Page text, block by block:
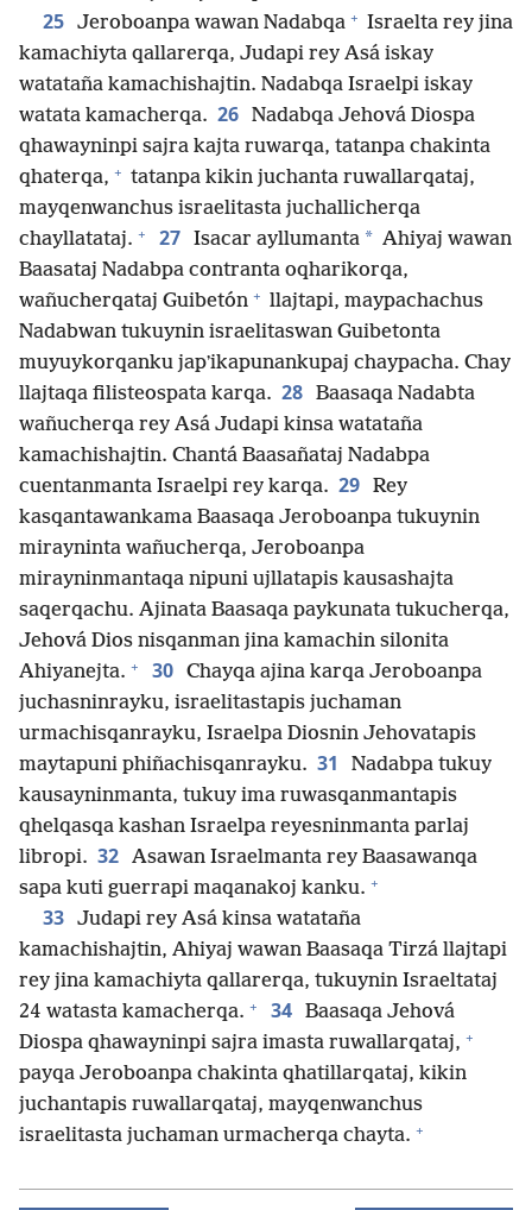
25 Jeroboanpa wawan Nadabqa + Israelta rey jina
kamachiyta qallarerqa, Judapi rey Asá iskay
watataña kamachishajtin. Nadabqa Israelpi iskay
watata kamacherqa. 26 Nadabqa Jehová Diospa
qhawayninpi sajra kajta ruwarqa, tatanpa chakinta
qhaterqa, + tatanpa kikin juchanta ruwallarqataj,
mayqenwanchus israelitasta juchallicherqa
chayllatataj. + 27 Isacar ayllumanta * Ahiyaj wawan
Baasataj Nadabpa contranta oqharikorqa,
wañucherqataj Guibetón + llajtapi, maypachachus
Nadabwan tukuynin israelitaswan Guibetonta
muyuykorqanku japʼikapunankupaj chaypacha. Chay
llajtaqa filisteospata karqa. 28 Baasaqa Nadabta
wañucherqa rey Asá Judapi kinsa watataña
kamachishajtin. Chantá Baasañataj Nadabpa
cuentanmanta Israelpi rey karqa. 29 Rey
kasqantawankama Baasaqa Jeroboanpa tukuynin
mirayninta wañucherqa, Jeroboanpa
mirayninmantaqa nipuni ujllatapis kausashajta
saqerqachu. Ajinata Baasaqa paykunata tukucherqa,
Jehová Dios nisqanman jina kamachin silonita
Ahiyanejta. + 30 Chayqa ajina karqa Jeroboanpa
juchasninrayku, israelitastapis juchaman
urmachisqanrayku, Israelpa Diosnin Jehovatapis
maytapuni phiñachisqanrayku. 31
Nadabpa tukuy
kausayninmanta, tukuy ima ruwasqanmantapis
qhelqasqa kashan Israelpa reyesninmanta parlaj
libropi. 32 Asawan Israelmanta rey Baasawanqa
sapa kuti guerrapi maqanakoj kanku. +
33 Judapi rey Asá kinsa watataña
kamachishajtin, Ahiyaj wawan Baasaqa Tirzá llajtapi
rey jina kamachiyta qallarerqa, tukuynin Israeltataj
24 watasta kamacherqa. + 34 Baasaqa Jehová
Diospa qhawayninpi sajra imasta ruwallarqataj, +
payqa Jeroboanpa chakinta qhatillarqataj, kikin
juchantapis ruwallarqataj, mayqenwanchus
israelitasta juchaman urmacherqa chayta. +